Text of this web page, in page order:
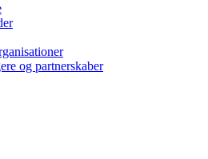
og partnerskaber